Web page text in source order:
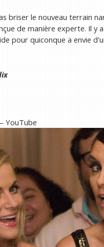
briser le nouveau terrain
de manière experte. Il y
pour quiconque a envie
YouTube